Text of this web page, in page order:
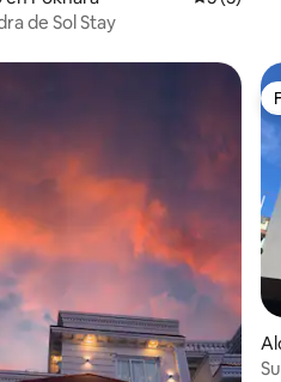
de Sol Stay
5 de 5, 16 reseñas